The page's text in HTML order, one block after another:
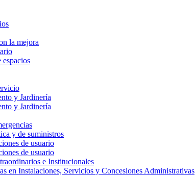
la mejora
y Jardinería
y Jardinería
y de suministros
de usuario
de usuario
e Institucionales
en Instalaciones, Servicios y Concesiones Administrativas